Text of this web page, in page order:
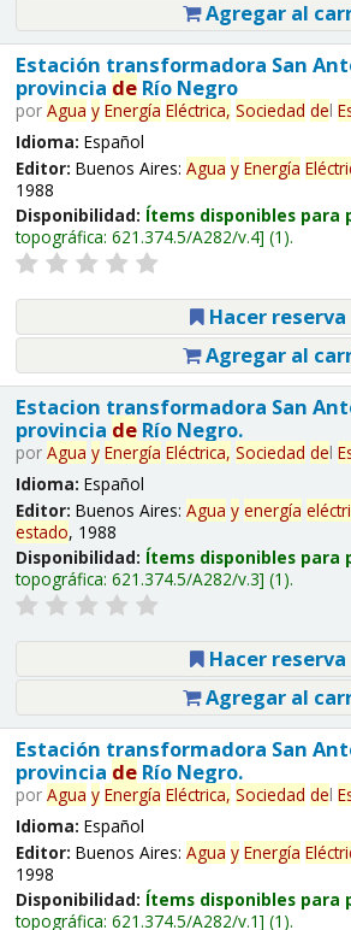
Agregar al
Estación transformadora San
provincia deRío Negro
por Agua y Energía Eléctrica, Sociedad del
Idioma: Español
Editor: Buenos Aires: Agua y Energía
1988
Disponibilidad: Ítems disponibles para
topográfica: 621.374.5/A282/v.4 (1).
Hacer reserva
Agregar al
Estacion transformadora San
provincia deRío Negro.
por Agua y Energía Eléctrica, Sociedad del
Idioma: Español
Editor: Buenos Aires: Agua y energía
estado, 1988
Disponibilidad: Ítems disponibles para
topográfica: 621.374.5/A282/v.3 (1).
Hacer reserva
Agregar al
Estación transformadora San
provincia deRío Negro.
por Agua y Energía Eléctrica, Sociedad del
Idioma: Español
Editor: Buenos Aires: Agua y Energía
1998
Disponibilidad: Ítems disponibles para
topográfica: 621.374.5/A282/v.1 (1).